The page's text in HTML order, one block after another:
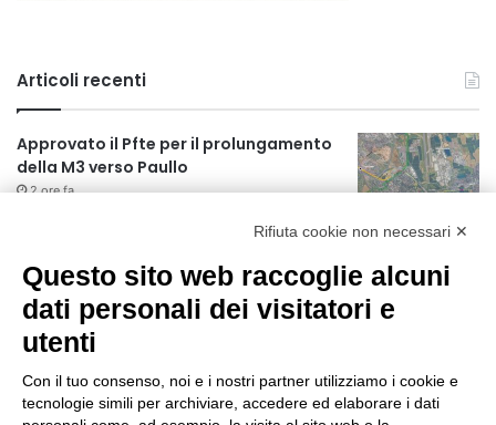
Articoli recenti
Approvato il Pfte per il prolungamento
della M3 verso Paullo
2 ore fa
75 anni di INFN. La comunità, la storia, il
futuro della ricerca in fisica
fondamentale in Italia
2 ore fa
Milano Aiuta Estate, 1600 prestazioni di
assistenza attivate
4 ore fa
Rifiuta cookie non necessari ✕
Questo sito web raccoglie alcuni
dati personali dei visitatori e
utenti
Con il tuo consenso, noi e i nostri partner utilizziamo i cookie e
tecnologie simili per archiviare, accedere ed elaborare i dati